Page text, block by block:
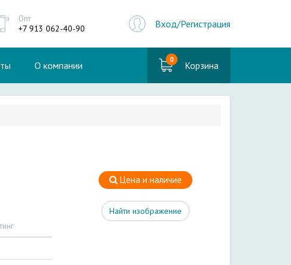
Опт
+7 913 062-40-90 Вход/Регистрация
О компании 0 Корзина
Цена и наличие
Найти изображение